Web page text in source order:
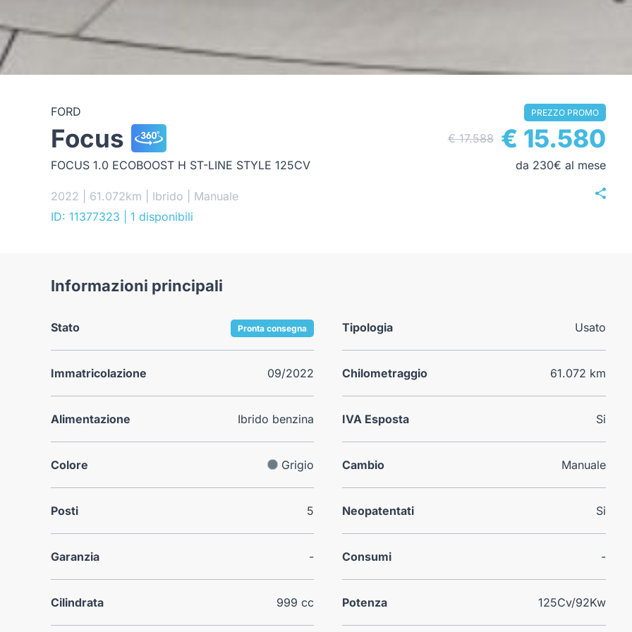
FORD
Focus
FOCUS 1.0 ECOBOOST H ST-LINE STYLE 125CV
2022 | 61.072km | Ibrido | Manuale
ID: 11377323
| 1 disponibili
PREZZO PROMO
€ 17.588 € 15.580
da 230€ al mese
Informazioni principali
Stato Pronta consegna Tipologia Usato
Immatricolazione 09/2022 Chilometraggio 61.072 km
Alimentazione Ibrido benzina IVA Esposta Si
Colore Grigio Cambio Manuale
Posti 5 Neopatentati Si
Garanzia - Consumi -
Cilindrata 999 cc Potenza 125Cv/92Kw